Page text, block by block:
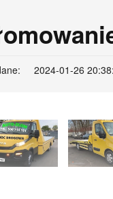
2024-01-26